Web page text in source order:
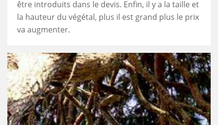
être introduits dans le devis. Enfin, il y a la taille et
la hauteur du végétal, plus il est grand plus le prix
va augmenter.